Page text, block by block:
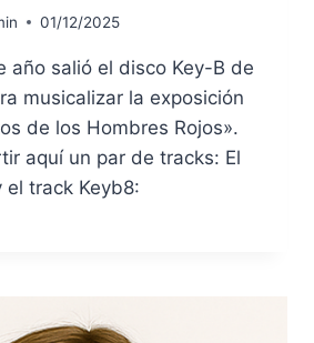
01/12/2025
año salió el disco Key-B de
musicalizar la exposición
de los Hombres Rojos».
aquí un par de tracks: El
el track Keyb8: